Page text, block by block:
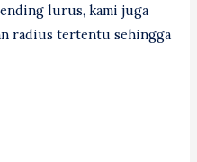
lurus, kami juga
radius tertentu sehingga